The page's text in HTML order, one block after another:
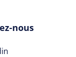
nous